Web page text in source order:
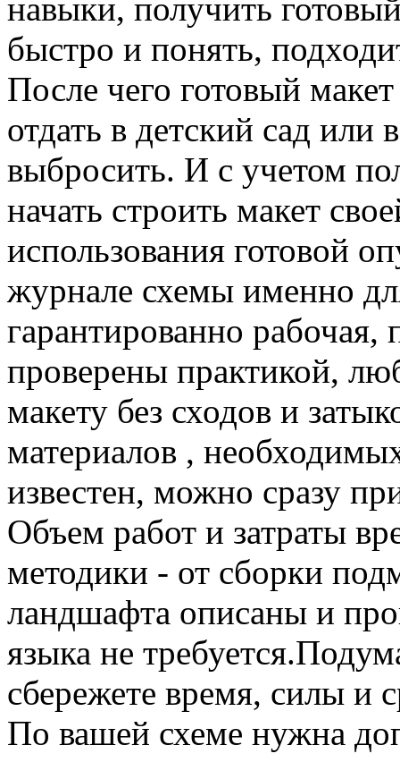
навыки, получить
быстро и понять,
После чего готовый
отдать в детский сад или
выбросить. И с учетом
начать строить макет
использования готовой
журнале схемы именно
гарантированно
проверены практикой,
макету без сходов и
материалов ,
известен, можно сразу
Объем работ и затраты
методики - от сборки
ландшафта описаны и
языка не
сбережете время, силы и
По вашей схеме нужна